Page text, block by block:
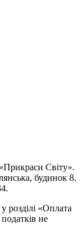
Світу».
будинок 8.
розділі «Оплата
не